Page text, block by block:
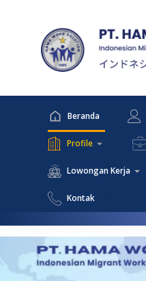
Beranda
Profile
Lowongan Kerja
Kontak